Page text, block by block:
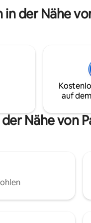
der Vorderseite aus
der Nähe
auf
Nähe von